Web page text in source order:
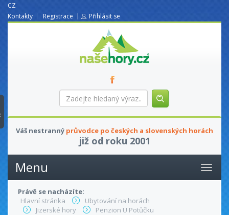
CZ
Kontakty
Registrace Přihlásit se
nasehory.cz
Zadejte
hledaný
Váš nestranný průvodce po českých a slovenských horách
již od roku 2001
Menu
Právě se nacházíte:
Hlavní stránka
Ubytování na horách
Jizerské hory
Penzion U Potůčku